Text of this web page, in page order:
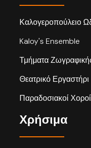
Καλογεροπούλειο
Kaloy's Ensemble
Τμήματα
Θεατρικό Εργαστήρι
Παραδοσιακοί Χοροί
Χρήσιμα